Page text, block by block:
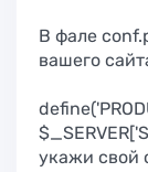
В фале
вашего
укажи свой